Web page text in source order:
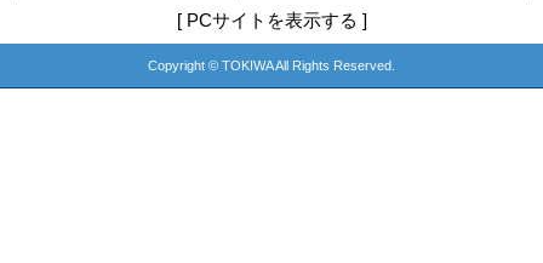
[ PCサイトを表示する ]
Copyright © TOKIWA All Rights Reserved.